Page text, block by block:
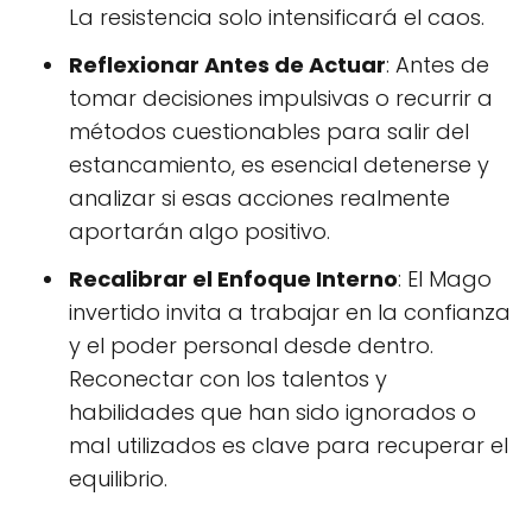
La resistencia solo intensificará el caos.
Reflexionar Antes de Actuar: Antes de
tomar decisiones impulsivas o recurrir a
métodos cuestionables para salir del
estancamiento, es esencial detenerse y
analizar si esas acciones realmente
aportarán algo positivo.
Recalibrar el Enfoque Interno: El Mago
invertido invita a trabajar en la confianza
y el poder personal desde dentro.
Reconectar con los talentos y
habilidades que han sido ignorados o
mal utilizados es clave para recuperar el
equilibrio.